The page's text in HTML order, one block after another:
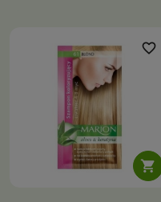

favorite_border